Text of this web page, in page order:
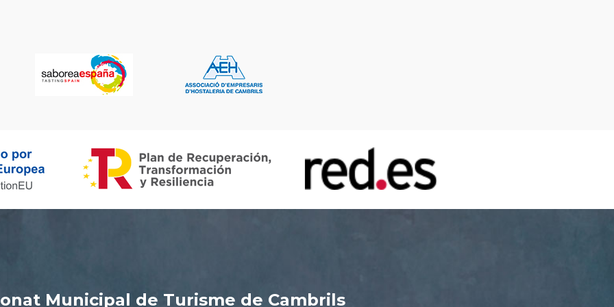
Municipal de Turisme de Cambrils